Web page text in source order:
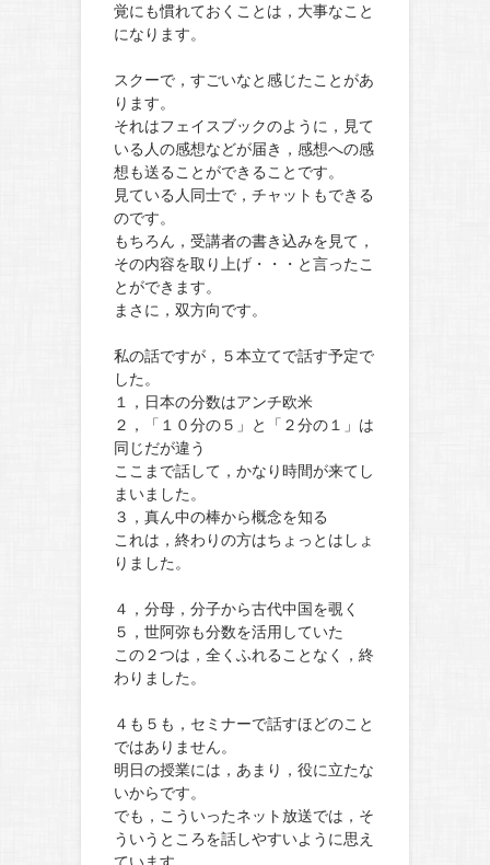
覚にも慣れておくことは，大事なこと
になります。
スクーで，すごいなと感じたことがあ
ります。
それはフェイスブックのように，見て
いる人の感想などが届き，感想への感
想も送ることができることです。
見ている人同士で，チャットもできる
のです。
もちろん，受講者の書き込みを見て，
その内容を取り上げ・・・と言ったこ
とができます。
まさに，双方向です。
私の話ですが，５本立てで話す予定で
した。
１，日本の分数はアンチ欧米
２，「１０分の５」と「２分の１」は
同じだが違う
ここまで話して，かなり時間が来てし
まいました。
３，真ん中の棒から概念を知る
これは，終わりの方はちょっとはしょ
りました。
４，分母，分子から古代中国を覗く
５，世阿弥も分数を活用していた
この２つは，全くふれることなく，終
わりました。
４も５も，セミナーで話すほどのこと
ではありません。
明日の授業には，あまり，役に立たな
いからです。
でも，こういったネット放送では，そ
ういうところを話しやすいように思え
ています。